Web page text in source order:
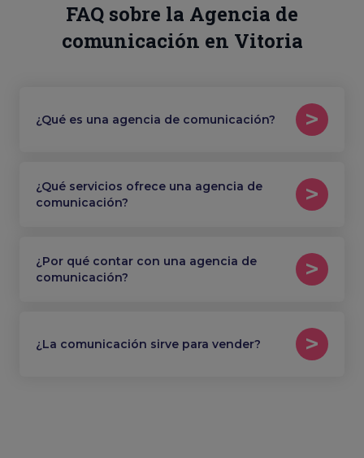
FAQ sobre la Agencia de
comunicación en Vitoria
¿Qué es una agencia de comunicación?
¿Qué servicios ofrece una agencia de
comunicación?
¿Por qué contar con una agencia de
comunicación?
¿La comunicación sirve para vender?